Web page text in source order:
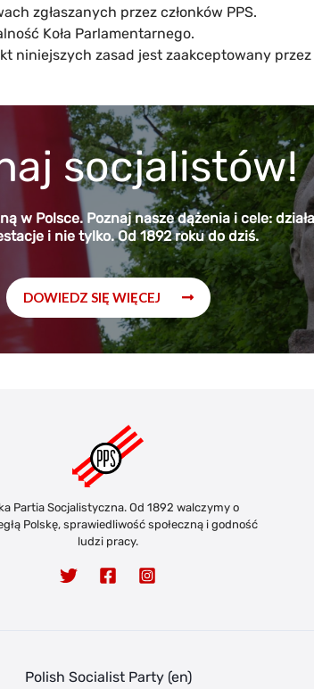
zgłaszanych przez członków PPS.
Koła Parlamentarnego.
niniejszych zasad jest zaakceptowany przez
socjalistów!
w Polsce. Poznaj nasze dążenia i cele:
i nie tylko. Od 1892 roku do dziś.
DOWIEDZ SIĘ WIĘCEJ
Partia Socjalistyczna. Od 1892 walczymy o
Polskę, sprawiedliwość społeczną i godność
ludzi pracy.
Polish Socialist Party (en)